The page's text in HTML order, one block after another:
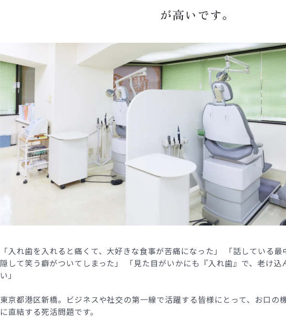
が高いです。
「入れ歯を入れると痛くて、大好きな食事が苦痛になった」 「話している
隠して笑う癖がついてしまった」 「見た目がいかにも『入れ歯』で、老け込
い」
東京都港区新橋。ビジネスや社交の第一線で活躍する皆様にとって、お口の
に直結する死活問題です。